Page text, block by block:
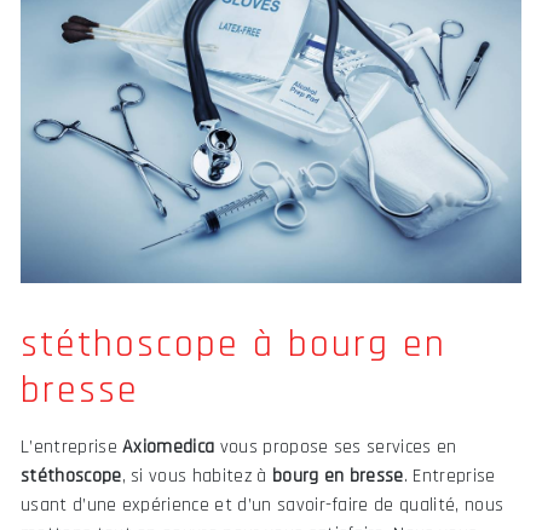
stéthoscope à bourg en
bresse
L’entrepriseAxiomedica vous propose ses services en
stéthoscope, si vous habitez à bourg en bresse. Entreprise
usant d’une expérience et d’un savoir-faire de qualité, nous